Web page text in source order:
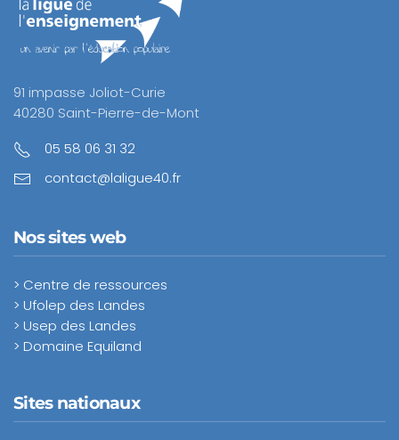
91 impasse Joliot-Curie
40280 Saint-Pierre-de-Mont
05 58 06 31 32
contact@laligue40.fr
Nos sites web
> Centre de ressources
> Ufolep des Landes
> Usep des Landes
> Domaine Equiland
Sites nationaux